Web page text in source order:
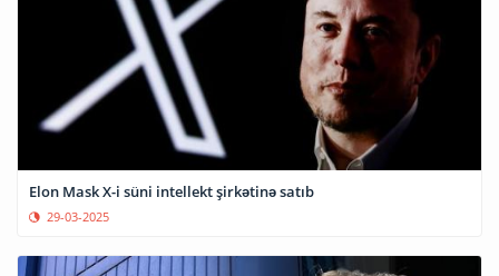
Elon Mask X-i süni intellekt şirkətinə satıb
29-03-2025